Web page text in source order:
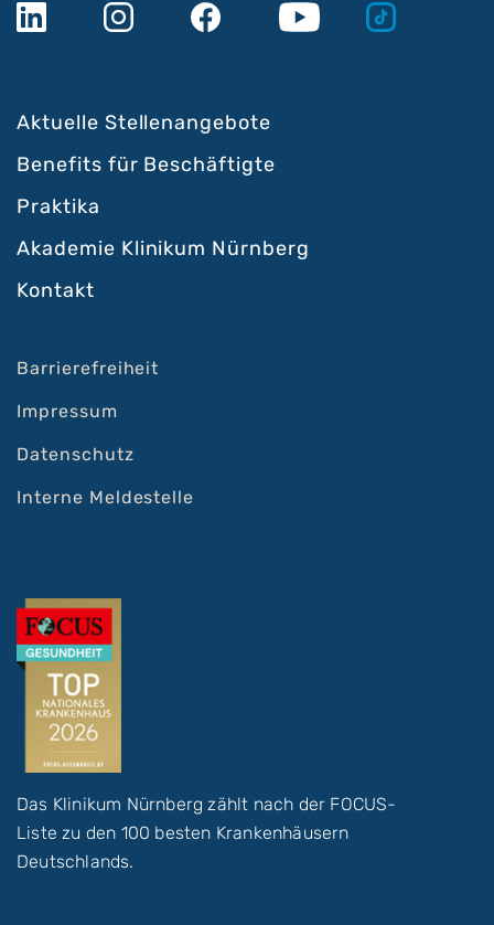
Aktuelle Stellenangebote
Benefits für Beschäftigte
Praktika
Akademie Klinikum Nürnberg
Kontakt
Barrierefreiheit
Impressum
Datenschutz
Interne Meldestelle
Das Klinikum Nürnberg zählt nach der FOCUS-
Liste zu den 100 besten Krankenhäusern
Deutschlands.